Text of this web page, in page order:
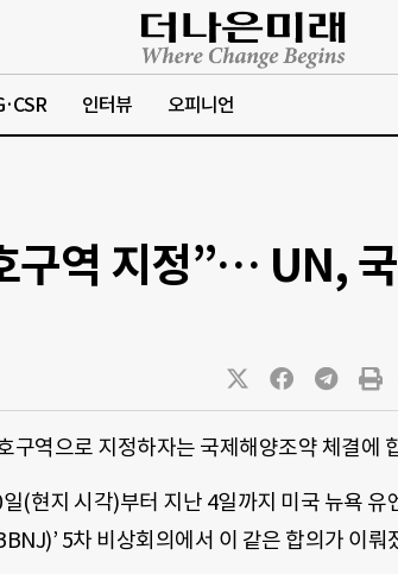
인터뷰 오피니언
구역 지정”… UN, 국
구역으로 지정하자는 국제해양조약 체결에
(현지 시각)부터 지난 4일까지 미국 뉴욕 유
5차 비상회의에서 이 같은 합의가 이뤄